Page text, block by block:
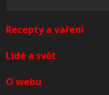
Recepty a vaření
Lidé a svět
O webu